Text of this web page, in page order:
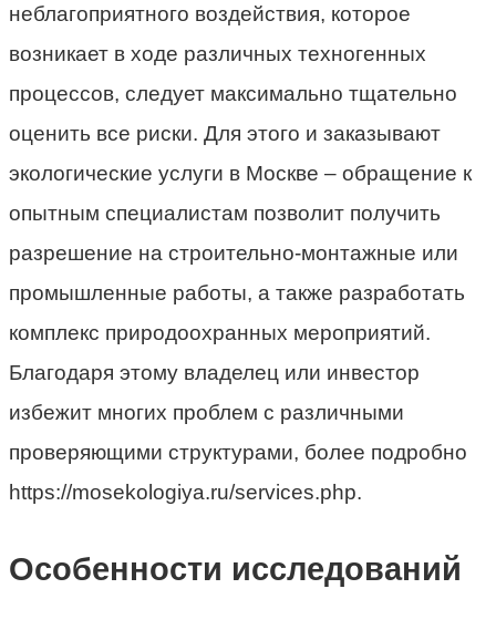
неблагоприятного воздействия, которое
возникает в ходе различных техногенных
процессов, следует максимально тщательно
оценить все риски. Для этого и заказывают
экологические услуги в Москве – обращение к
опытным специалистам позволит получить
разрешение на строительно-монтажные или
промышленные работы, а также разработать
комплекс природоохранных мероприятий.
Благодаря этому владелец или инвестор
избежит многих проблем с различными
проверяющими структурами, более подробно
https://mosekologiya.ru/services.php.
Особенности исследований